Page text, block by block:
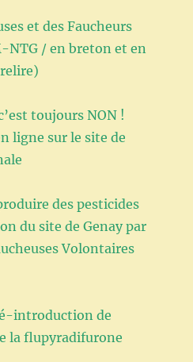
et des Faucheurs
NTG / en breton et en
toujours NON !
ligne sur le site de
des pesticides
du site de Genay par
Volontaires
introduction de
la flupyradifurone